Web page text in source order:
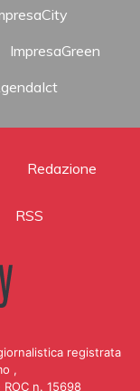
ImpresaGreen
Redazione
RSS
registrata
,
n. 15698